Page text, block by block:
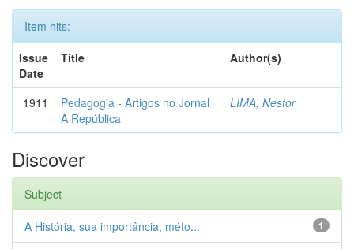
Item hits:
Issue
Date
Title Author(s)
1911
Pedagogia - Artigos no Jornal
A República
LIMA, Nestor
Discover
Subject
1
A História, sua importância, méto...